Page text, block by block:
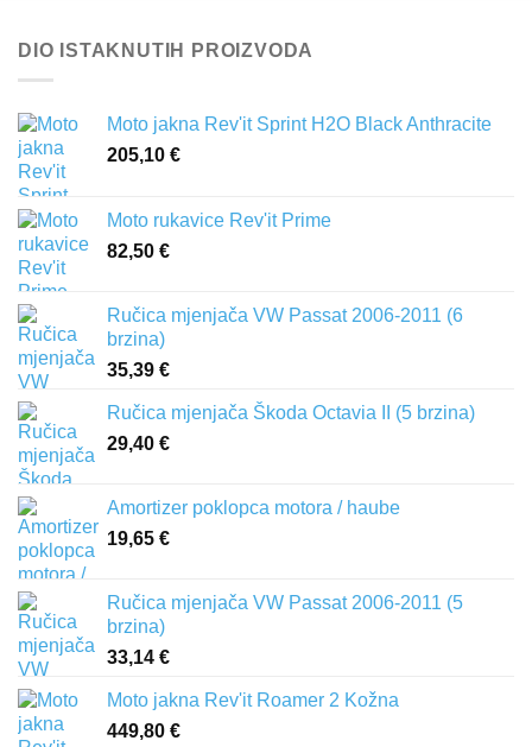
DIO ISTAKNUTIH PROIZVODA
Moto jakna Rev'it Sprint H2O Black Anthracite
205,10 €
Moto rukavice Rev'it Prime
82,50 €
Ručica mjenjača VW Passat 2006-2011 (6
brzina)
35,39 €
Ručica mjenjača Škoda Octavia II (5 brzina)
29,40 €
Amortizer poklopca motora / haube
19,65 €
Ručica mjenjača VW Passat 2006-2011 (5
brzina)
33,14 €
Moto jakna Rev'it Roamer 2 Kožna
449,80 €